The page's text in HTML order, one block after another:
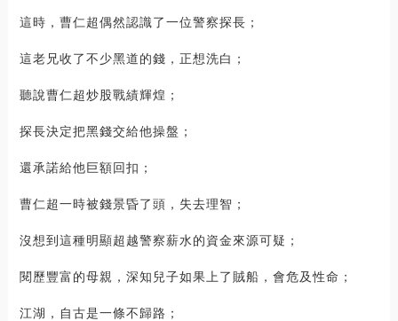
這時，曹仁超偶然認識了一位警察探長；
這老兄收了不少黑道的錢，正想洗白；
聽說曹仁超炒股戰績輝煌；
探長決定把黑錢交給他操盤；
還承諾給他巨額回扣；
曹仁超一時被錢景昏了頭，失去理智；
沒想到這種明顯超越警察薪水的資金來源可疑；
閱歷豐富的母親，深知兒子如果上了賊船，會危及性命；
江湖，自古是一條不歸路；